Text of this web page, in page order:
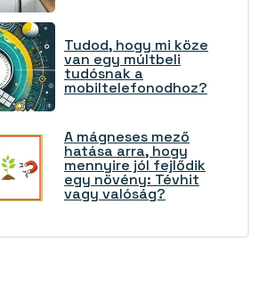
Tudod, hogy mi köze
van egy múltbeli
tudósnak a
mobiltelefonodhoz?
A mágneses mező
hatása arra, hogy
mennyire jól fejlődik
egy növény: Tévhit
vagy valóság?